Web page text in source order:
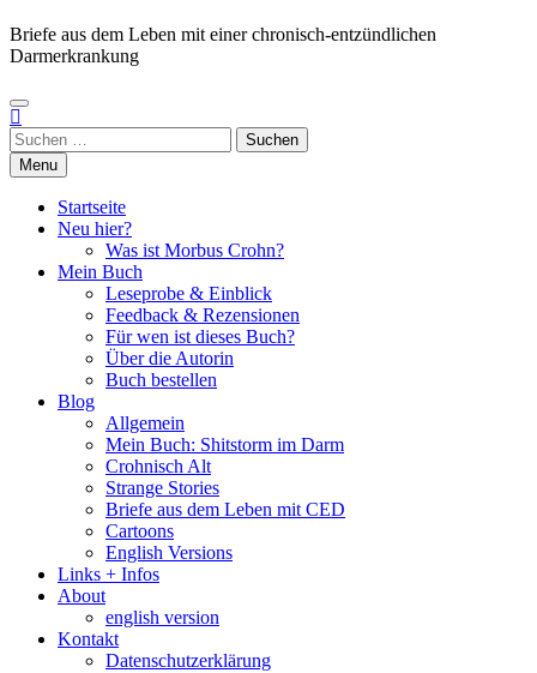
Briefe aus dem Leben mit einer chronisch-entzündlichen
Darmerkrankung
Suchen
nach:
Menu
Startseite
Neu hier?
Was ist Morbus Crohn?
Mein Buch
Leseprobe & Einblick
Feedback & Rezensionen
Für wen ist dieses Buch?
Über die Autorin
Buch bestellen
Blog
Allgemein
Mein Buch: Shitstorm im Darm
Crohnisch Alt
Strange Stories
Briefe aus dem Leben mit CED
Cartoons
English Versions
Links + Infos
About
english version
Kontakt
Datenschutzerklärung